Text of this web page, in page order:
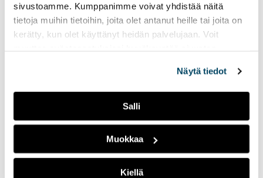
sivustoamme. Kumppanimme voivat yhdistää näitä
tietoja muihin tietoihin, joita olet antanut heille tai joita on
kerätty, kun olet käyttänyt heidän palvelujaan. Voit
Näytä tiedot
Salli
Muokkaa
Kiellä
Radio Tutka · Tiesitsä Tätä: Halloween
Jaksossa puhutaan
halloweenista ja erilaisista
halloweenin viettotavoista.
Lisäksi ohjelmassa käydään
Hätätila 2:
kurpitsakeittoa ja
makaroonimössöä
11.12.2023 LIVEPALAT